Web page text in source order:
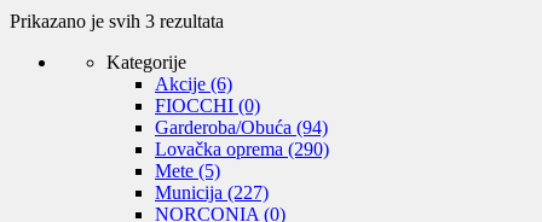
Prikazano je svih 3 rezultata
od
niže
ka
višoj
Kategorije
Akcije (6)
FIOCCHI (0)
Garderoba/Obuća (94)
Lovačka oprema (290)
Mete (5)
Municija (227)
NORCONIA (0)